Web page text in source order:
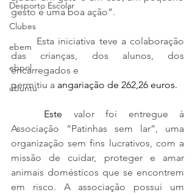
Desporto Escolar
Clubes
ebem
ebpol
ubuntu
gesto é uma boa ação”.
	Esta iniciativa teve a colaboração
das crianças, dos alunos, dos
encarregados e
permitiu a angariação de 262,26 euros.
	Este
valor foi entregue à
Associação “Patinhas sem lar”, uma
organização sem fins lucrativos, com a
missão de cuidar, proteger e amar
animais domésticos que se encontrem
em risco. A associação possui um